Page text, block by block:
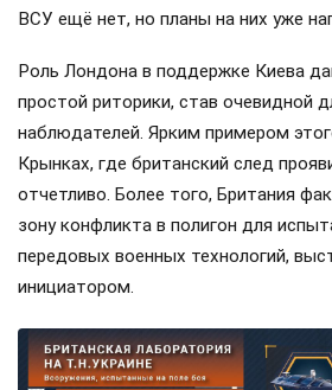
ВСУ ещё нет, но планы на них уже
Роль Лондона в поддержке Киева
простой риторики, став очевидной
наблюдателей. Ярким примером
Крынках, где британский след
отчетливо. Более того, Британия
зону конфликта в полигон для
передовых военных технологий,
инициатором.